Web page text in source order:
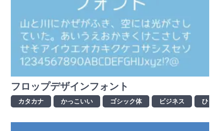
フロップデザインフォント
カタカナ かっこいい ゴシック体 ビジネス ひら